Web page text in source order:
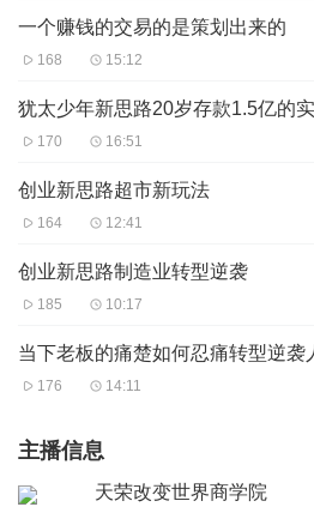
一个赚钱的交易的是策划出来的
168 15:12
犹太少年新思路20岁存款1.5亿的
170 16:51
创业新思路超市新玩法
164 12:41
创业新思路制造业转型逆袭
185 10:17
当下老板的痛楚如何忍痛转型逆袭
176 14:11
主播信息
天荣改变世界商学院